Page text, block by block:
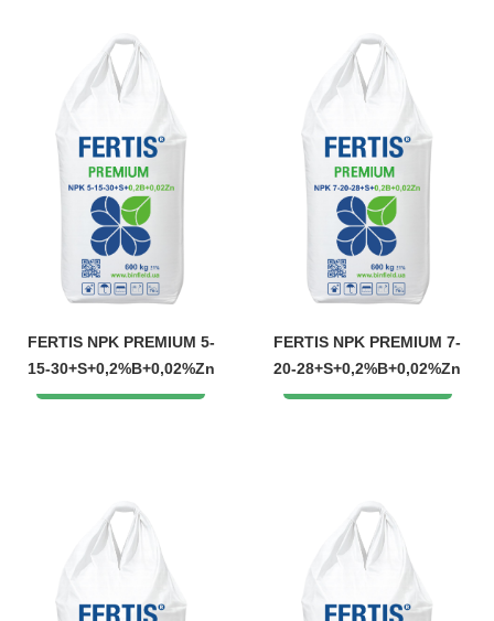
FERTIS NPK PREMIUM 5-
15-30+S+0,2%B+0,02%Zn
FERTIS NPK PREMIUM 7-
20-28+S+0,2%B+0,02%Zn